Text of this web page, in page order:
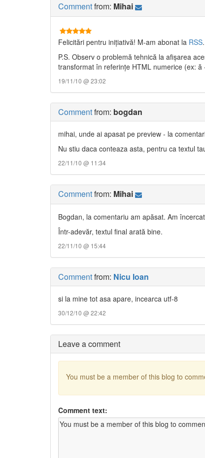
Commentfrom: Mihai
Felicitări pentru inițiativă! M-am abonat la RSS.
P.S. Observ o problemă tehnică la afișarea
transformat în referințe HTML numerice (ex: ă
19/11/10 @ 23:02
Commentfrom: bogdan
mihai, unde ai apasat pe preview - la
Nu stiu daca conteaza asta, pentru ca textul
22/11/10 @ 11:34
Commentfrom: Mihai
Bogdan, la comentariu am apăsat. Am
Într-adevăr, textul final arată bine.
22/11/10 @ 15:44
Commentfrom: Nicu Ioan
si la mine tot asa apare, incearca utf-8
30/12/10 @ 22:42
Leave a comment
You must be a member of this blog to
Comment text: